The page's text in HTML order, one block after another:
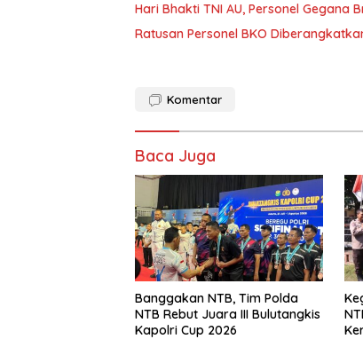
Hari Bhakti TNI AU, Personel Gegana
Ratusan Personel BKO
Komentar
Baca Juga
Banggakan NTB, Tim Polda
NTB Rebut Juara III Bulutangkis
Kapolri Cup 2026